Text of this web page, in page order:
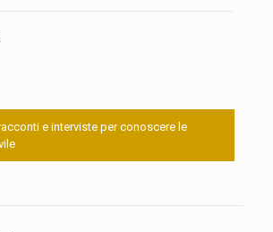
racconti e interviste per conoscere le